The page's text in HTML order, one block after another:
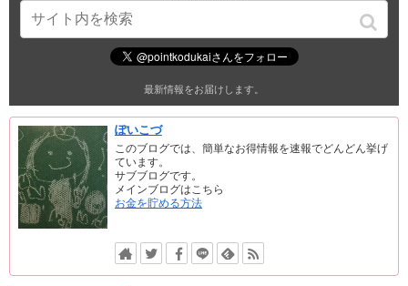
最新情報をお届けします。
ぽいこづ
このブログでは、簡単なお得情報を速報でどんどん挙げ
ています。
サブブログです。
メインブログはこちら
お金を貯める方法